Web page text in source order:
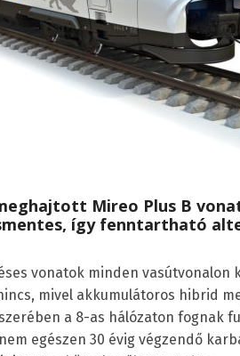
Mireo Plus B
így fenntartható
vonatok minden vasútvonalon
mivel akkumulátoros hibrid
a 8-as hálózaton fognak
egészen 30 évig végzendő